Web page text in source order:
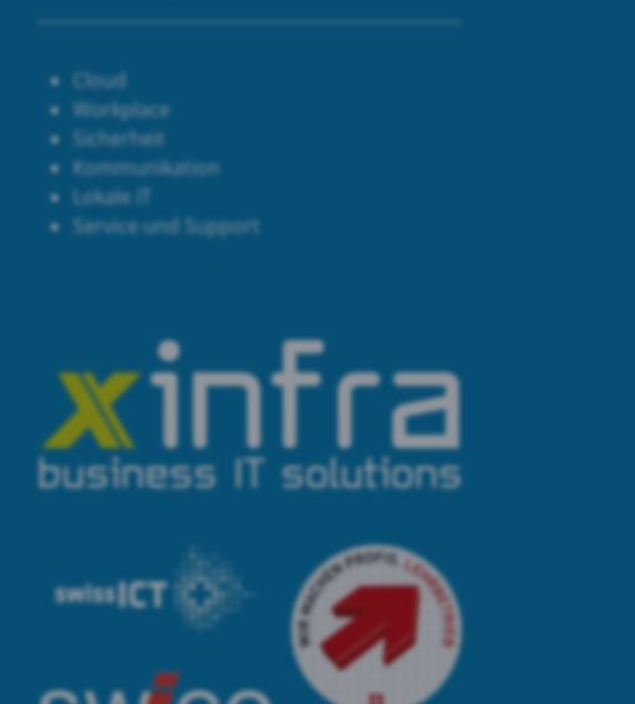
Cloud
Workplace
Sicherheit
Kommunikation
Lokale IT
Service und Support